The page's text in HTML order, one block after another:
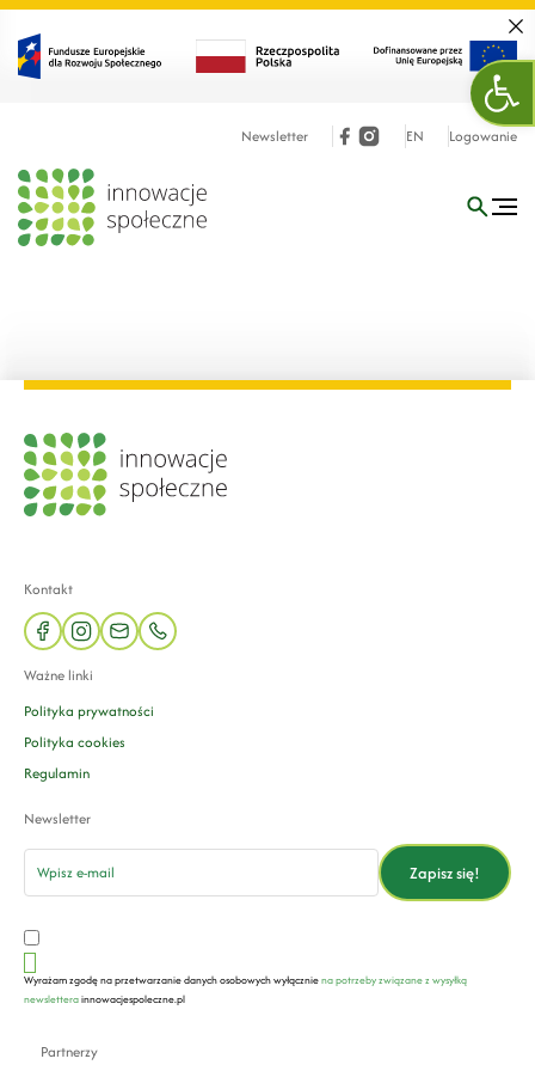
Newsletter EN Logowanie
Kontakt
facebookinstagram
mail phone
Ważne linki
Polityka prywatności
Polityka cookies
Regulamin
Newsletter
email
Zapisz się!
Wyrażam zgodę na przetwarzanie danych osobowych wyłączniena potrzeby związane z wysyłką
newsletterainnowacjespoleczne.pl
Partnerzy